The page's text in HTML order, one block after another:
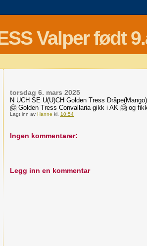
Valper født
torsdag 6. mars 2025
N UCH SE U(U)CH Golden Tress
🤗 Golden Tress Convallaria gikk i AK 🤗 og
Lagt inn avHanne kl. 10:54
Ingen kommentarer:
Legg inn en kommentar